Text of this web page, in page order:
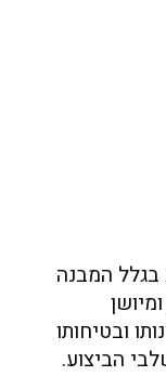
בגלל המבנה
ובטיחותו
הביצוע.